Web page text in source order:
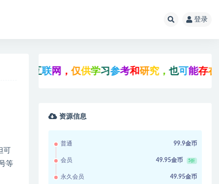
登录
等
，仅供 学习参考和研究，也可 能存在未知的
资源信息
普通 99.9金币
会员 49.95金币 5折
永久会员 49.95金币